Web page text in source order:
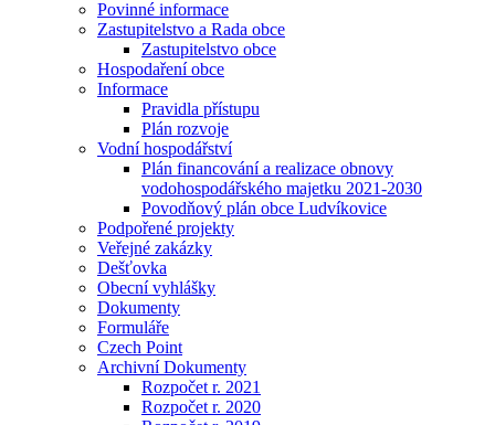
Povinné informace
Zastupitelstvo a Rada obce
Zastupitelstvo obce
Hospodaření obce
Informace
Pravidla přístupu
Plán rozvoje
Vodní hospodářství
Plán financování a realizace obnovy
vodohospodářského majetku 2021-2030
Povodňový plán obce Ludvíkovice
Podpořené projekty
Veřejné zakázky
Dešťovka
Obecní vyhlášky
Dokumenty
Formuláře
Czech Point
Archivní Dokumenty
Rozpočet r. 2021
Rozpočet r. 2020